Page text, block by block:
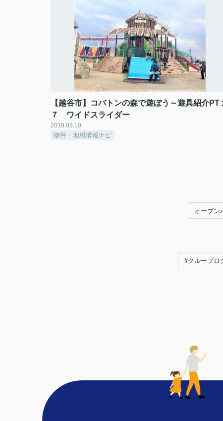
【越谷市】コバトンの森で遊ぼう～遊具紹介PT
７ ワイドスライダー
2019.03.10
物件・地域情報ナビ
オープン
#クルーブロ